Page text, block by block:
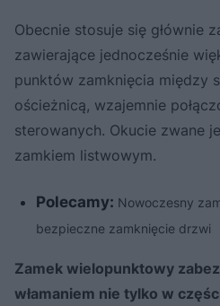
Obecnie stosuje się głównie
zawierające jednocześnie
punktów zamknięcia między
ościeżnicą, wzajemnie
sterowanych. Okucie zwane
zamkiem listwowym.
Polecamy: Nowoczesny
bezpieczne zamknięcie drzwi
Zamek wielopunktowy
włamaniem nie tylko w